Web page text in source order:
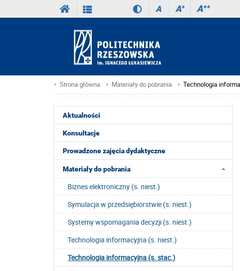
A A+ A++
Strona główna Materiały do pobrania Technologia
Aktualności
Konsultacje
Prowadzone zajęcia dydaktyczne
Materiały do pobrania
Biznes elektroniczny (s. niest.)
Symulacja w przedsiębiorstwie (s. niest.)
Systemy wspomagania decyzji (s. niest.)
Technologia informacyjna (s. niest.)
Technologia informacyjna (s. stac.)